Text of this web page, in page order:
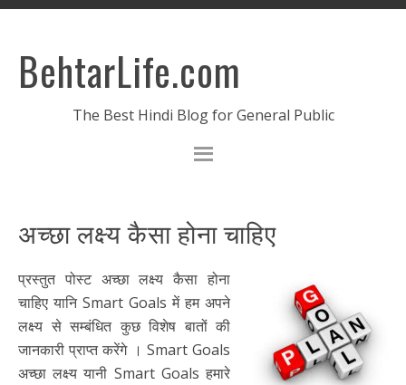
BehtarLife.com
The Best Hindi Blog for General Public
अच्छा लक्ष्य कैसा होना चाहिए
प्रस्तुत पोस्ट अच्छा लक्ष्य कैसा होना
चाहिए यानि Smart Goals में हम अपने
लक्ष्य से सम्बंधित कुछ विशेष बातों की
जानकारी प्राप्त करेंगे । Smart Goals
अच्छा लक्ष्य यानी Smart Goals हमारे